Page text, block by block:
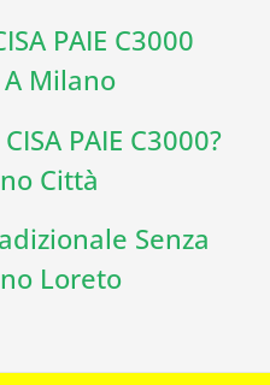
PAIE C3000
Milano
PAIE C3000?
Città
Senza
Loreto